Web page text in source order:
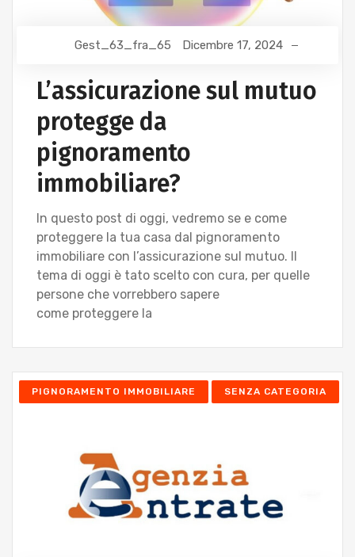
Gest_63_fra_65 Dicembre 17, 2024
L’assicurazione sul mutuo
protegge da
pignoramento
immobiliare?
In questo post di oggi, vedremo se e come
proteggere la tua casa dal pignoramento
immobiliare con l’assicurazione sul mutuo. Il
tema di oggi è tato scelto con cura, per quelle
persone che vorrebbero sapere
come proteggere la
PIGNORAMENTO IMMOBILIARE SENZA CATEGORIA